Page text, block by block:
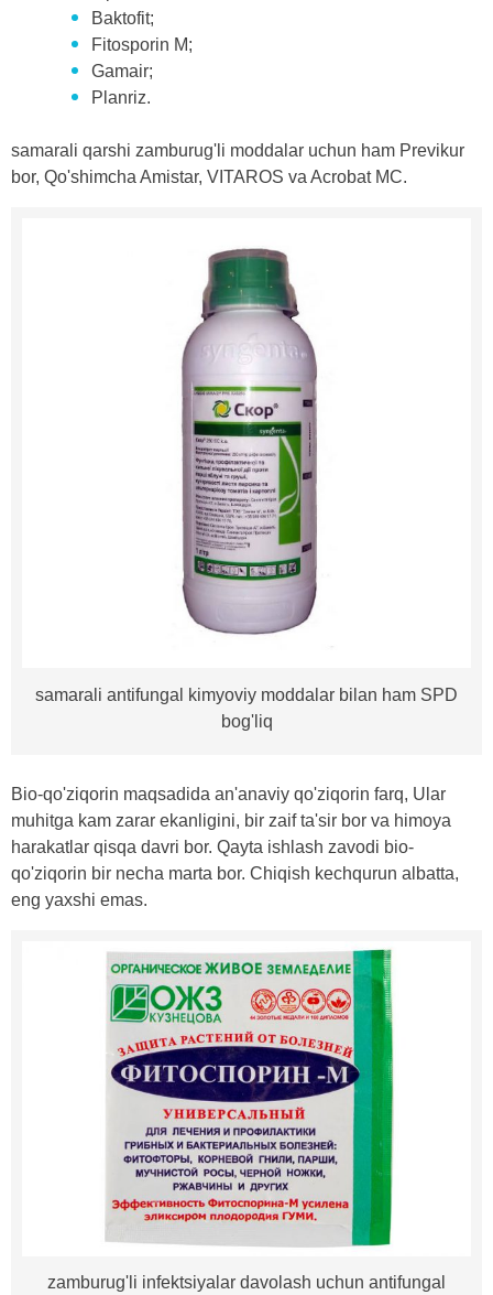
Baktofit;
Fitosporin M;
Gamair;
Planriz.
samarali qarshi zamburug'li moddalar uchun ham Previkur
bor, Qo'shimcha Amistar, VITAROS va Acrobat MC.
samarali antifungal kimyoviy moddalar bilan ham SPD
bog'liq
Bio-qo'ziqorin maqsadida an'anaviy qo'ziqorin farq, Ular
muhitga kam zarar ekanligini, bir zaif ta'sir bor va himoya
harakatlar qisqa davri bor. Qayta ishlash zavodi bio-
qo'ziqorin bir necha marta bor. Chiqish kechqurun albatta,
eng yaxshi emas.
zamburug'li infektsiyalar davolash uchun antifungal